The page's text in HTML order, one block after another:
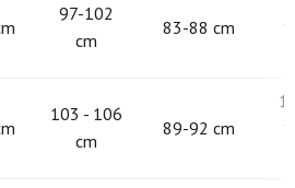
97-102
cm
83-88 cm
103 - 106
cm
89-92 cm